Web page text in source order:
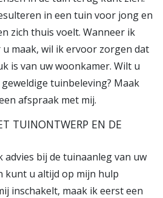
in een tuin voor jong en
zich thuis voelt. Wanneer ik
maak, wil ik ervoor zorgen dat
is van uw woonkamer. Wilt u
tuinbeleving? Maak
afspraak met mij.
TUINONTWERP EN DE
bij de tuinaanleg van uw
kunt u altijd op mijn hulp
inschakelt, maak ik eerst een